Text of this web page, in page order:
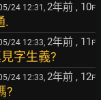
24 12:31, 2年前 , 10F
.
24 12:33, 2年前 , 11 F
字生義?
24 12:33, 2年前 , 12F
?